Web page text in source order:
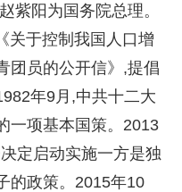
紫阳为国务院总理。
关于控制我国人口增
团员的公开信》,提倡
年9月,中共十二大
一项基本国策。2013
定启动实施一方是独
的政策。2015年10